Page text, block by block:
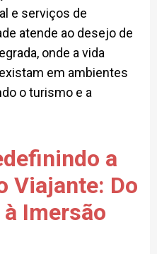
e serviços de
atende ao desejo de
onde a vida
em ambientes
o turismo e a
a
Viajante: Do
Imersão